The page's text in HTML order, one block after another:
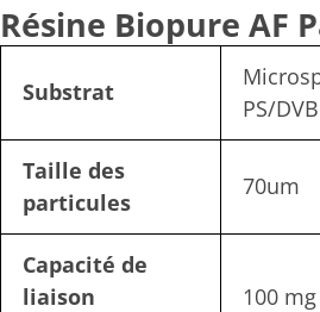
Résine Biopure AF
Substrat
PS/DVB
Taille des
particules
70um
Capacité de
liaison
100